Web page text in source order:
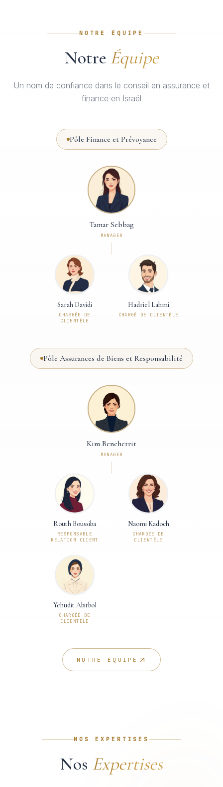
NOTRE ÉQUIPE
Notre Équipe
Un nom de confiance dans le conseil en assurance et
finance en Israël
Pôle Finance et Prévoyance
Tamar Sebbag
MANAGER
Sarah Davidi
CHARGÉE DE
CLIENTÈLE
Hadriel Lahmi
CHARGÉ DE CLIENTÈLE
Pôle Assurances de Biens et Responsabilité
Kim Benchetrit
MANAGER
Routh Boussiba
RESPONSABLE
RELATION CLIENT
Naomi Kadoch
CHARGÉE DE
CLIENTÈLE
Yehudit Abitbol
CHARGÉE DE
CLIENTÈLE
NOTRE ÉQUIPE
NOS EXPERTISES
Nos Expertises